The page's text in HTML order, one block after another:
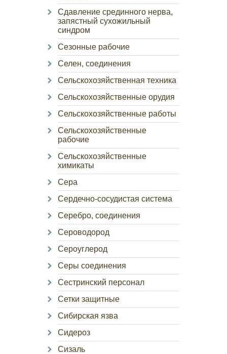
Сдавление срединного нерва,
запястный сухожильный
синдром
Сезонные рабочие
Селен, соединения
Сельскохозяйственная техника
Сельскохозяйственные орудия
Сельскохозяйственные работы
Сельскохозяйственные
рабочие
Сельскохозяйственные
химикаты
Сера
Сердечно-сосудистая система
Серебро, соединения
Сероводород
Сероуглерод
Серы соединения
Сестринский персонал
Сетки защитные
Сибирская язва
Сидероз
Сизаль